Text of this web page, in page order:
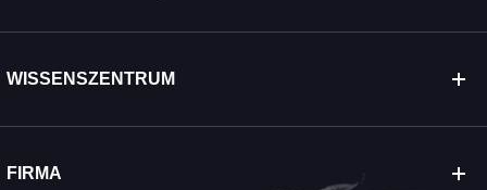
WISSENSZENTRUM
FIRMA